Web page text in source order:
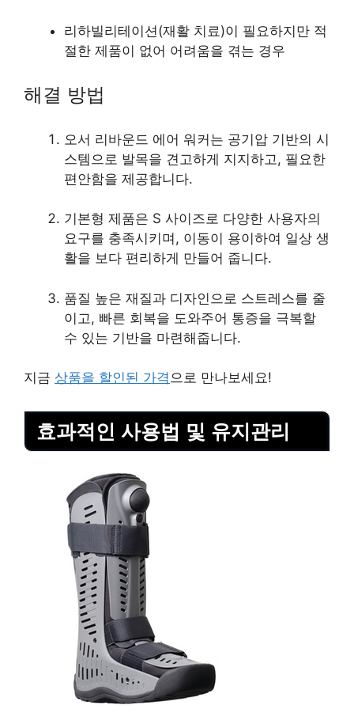
리하빌리테이션(재활 치료)이 필요하지만 적
절한 제품이 없어 어려움을 겪는 경우
해결 방법
오서 리바운드 에어 워커는 공기압 기반의 시
스템으로 발목을 견고하게 지지하고, 필요한
편안함을 제공합니다.
기본형 제품은 S 사이즈로 다양한 사용자의
요구를 충족시키며, 이동이 용이하여 일상 생
활을 보다 편리하게 만들어 줍니다.
품질 높은 재질과 디자인으로 스트레스를 줄
이고, 빠른 회복을 도와주어 통증을 극복할
수 있는 기반을 마련해줍니다.
지금 상품을 할인된 가격으로 만나보세요!
효과적인 사용법 및 유지관리